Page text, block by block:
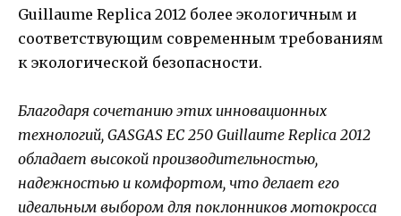
Guillaume Replica 2012 более экологичным и
соответствующим современным требованиям
к экологической безопасности.
Благодаря сочетанию этих инновационных
технологий, GASGAS EC 250 Guillaume Replica 2012
обладает высокой производительностью,
надежностью и комфортом, что делает его
идеальным выбором для поклонников мотокросса